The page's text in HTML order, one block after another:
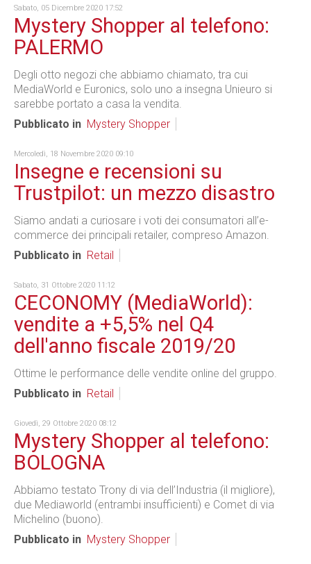
Sabato, 05 Dicembre 2020 17:52
Mystery Shopper al telefono:
PALERMO
Degli otto negozi che abbiamo chiamato, tra cui
MediaWorld e Euronics, solo uno a insegna Unieuro si
sarebbe portato a casa la vendita.
Pubblicato in Mystery Shopper
Mercoledì, 18 Novembre 2020 09:10
Insegne e recensioni su
Trustpilot: un mezzo disastro
Siamo andati a curiosare i voti dei consumatori all’e-
commerce dei principali retailer, compreso Amazon.
Pubblicato in Retail
Sabato, 31 Ottobre 2020 11:12
CECONOMY (MediaWorld):
vendite a +5,5% nel Q4
dell'anno fiscale 2019/20
Ottime le performance delle vendite online del gruppo.
Pubblicato in Retail
Giovedì, 29 Ottobre 2020 08:12
Mystery Shopper al telefono:
BOLOGNA
Abbiamo testato Trony di via dell’Industria (il migliore),
due Mediaworld (entrambi insufficienti) e Comet di via
Michelino (buono).
Pubblicato in Mystery Shopper